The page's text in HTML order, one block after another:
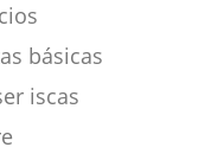
básicas
iscas